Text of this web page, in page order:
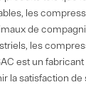
les
de
les
est un
la satisfaction de